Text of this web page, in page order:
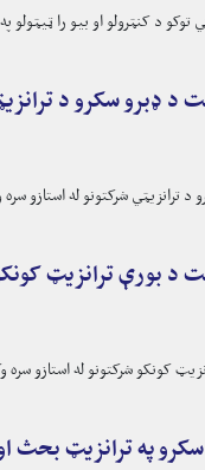
او بیو را ټیټولو په موخه له ګاونډي
ډبرو سکرو د
شرکتونو له استازو سره
بورې ترانزیټ
کونکو شرکتونو له استازو سره
سکرو په ترانزیټ